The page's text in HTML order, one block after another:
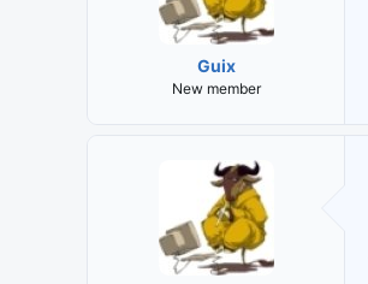
Guix
New member